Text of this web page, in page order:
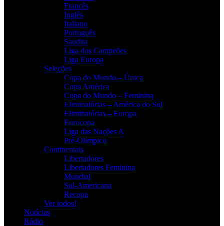
Francês
Inglês
Italiano
Português
Saudita
Liga dos Campeões
Liga Europa
Seleções
Copa do Mundo – Única
Copa América
Copa do Mundo – Feminina
Eliminatórias – América do Sul
Eliminatórias – Europa
Eurocopa
Liga das Nações A
Pré-Olímpico
Continentais
Libertadores
Libertadores Feminina
Mundial
Sul-Americana
Recopa
Ver todos!
Notícias
Rádio